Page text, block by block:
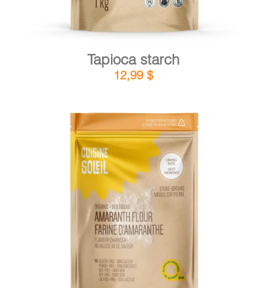
Tapioca starch
12,99 $
ADD TO CART / DETAILS